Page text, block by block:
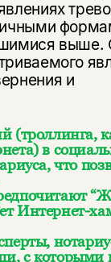
выше.
и
(троллинга,
в
что
Интернет-
с которыми